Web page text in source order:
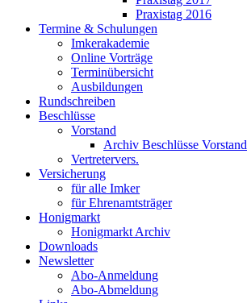
Praxistag 2016
Termine & Schulungen
Imkerakademie
Online Vorträge
Terminübersicht
Ausbildungen
Rundschreiben
Beschlüsse
Vorstand
Archiv Beschlüsse Vorstand
Vertretervers.
Versicherung
für alle Imker
für Ehrenamtsträger
Honigmarkt
Honigmarkt Archiv
Downloads
Newsletter
Abo-Anmeldung
Abo-Abmeldung